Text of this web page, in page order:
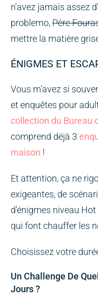
n'avez jamais assez
problemo,Père
mettre la matière
ÉNIGMES ET
Vous m'avez si
et enquêtes pour
collection du Bureau
comprend déjà 3
maison !
Et attention, ça ne
exigeantes, de
d'énigmes niveau
qui font chauffer les
Choisissez votre
Un Challenge De
Jours ?